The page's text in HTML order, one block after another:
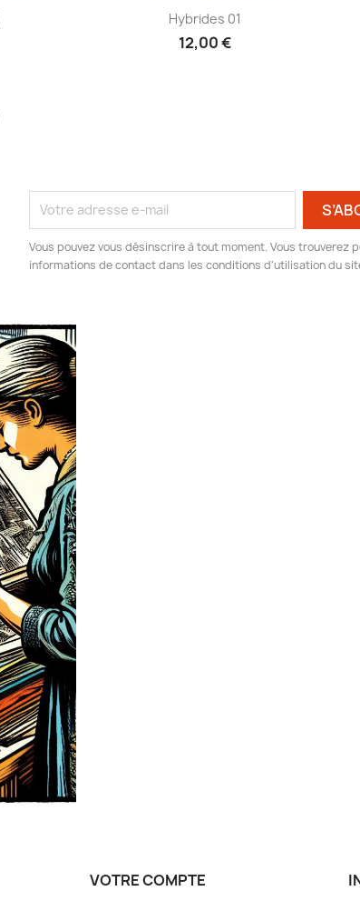
Aperçu rapide
Hybrides 01
12,00 €
Vous pouvez vous désinscrire à tout moment. Vous trouverez
informations de contact dans les conditions d'utilisation du
VOTRE COMPTE